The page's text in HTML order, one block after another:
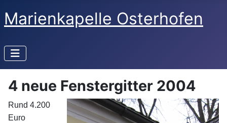
Marienkapelle Osterhofen
4 neue Fenstergitter 2004
Rund 4.200
Euro